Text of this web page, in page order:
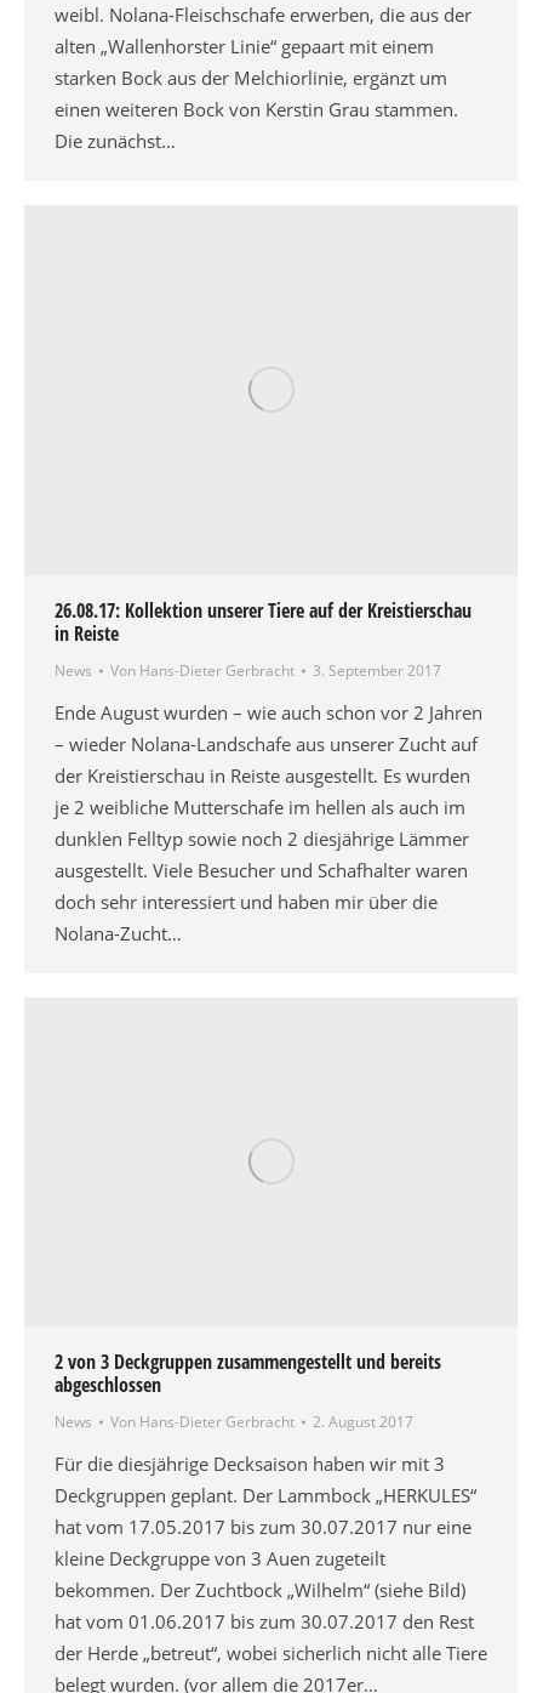
weibl. Nolana-Fleischschafe erwerben, die aus der
alten „Wallenhorster Linie“ gepaart mit einem
starken Bock aus der Melchiorlinie, ergänzt um
einen weiteren Bock von Kerstin Grau stammen.
Die zunächst…
26.08.17: Kollektion unserer Tiere auf der Kreistierschau
in Reiste
News Von Hans-Dieter Gerbracht 3. September 2017
Ende August wurden – wie auch schon vor 2 Jahren
– wieder Nolana-Landschafe aus unserer Zucht auf
der Kreistierschau in Reiste ausgestellt. Es wurden
je 2 weibliche Mutterschafe im hellen als auch im
dunklen Felltyp sowie noch 2 diesjährige Lämmer
ausgestellt. Viele Besucher und Schafhalter waren
doch sehr interessiert und haben mir über die
Nolana-Zucht…
2 von 3 Deckgruppen zusammengestellt und bereits
abgeschlossen
News Von Hans-Dieter Gerbracht 2. August 2017
Für die diesjährige Decksaison haben wir mit 3
Deckgruppen geplant. Der Lammbock „HERKULES“
hat vom 17.05.2017 bis zum 30.07.2017 nur eine
kleine Deckgruppe von 3 Auen zugeteilt
bekommen. Der Zuchtbock „Wilhelm“ (siehe Bild)
hat vom 01.06.2017 bis zum 30.07.2017 den Rest
der Herde „betreut“, wobei sicherlich nicht alle Tiere
belegt wurden. (vor allem die 2017er…